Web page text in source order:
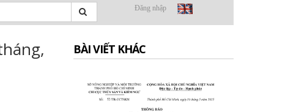
Đăng nhập
BÀI VIẾT KHÁC